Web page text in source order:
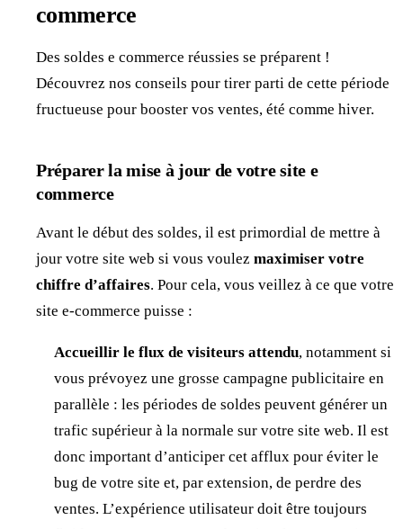
commerce
Des soldes e commerce réussies se préparent !
Découvrez nos conseils pour tirer parti de cette période
fructueuse pour booster vos ventes, été comme hiver.
Préparer la mise à jour de votre site e
commerce
Avant le début des soldes, il est primordial de mettre à
jour votre site web si vous voulez maximiser votre
chiffre d’affaires. Pour cela, vous veillez à ce que votre
site e-commerce puisse :
Accueillir le flux de visiteurs attendu, notamment si
vous prévoyez une grosse campagne publicitaire en
parallèle : les périodes de soldes peuvent générer un
trafic supérieur à la normale sur votre site web. Il est
donc important d’anticiper cet afflux pour éviter le
bug de votre site et, par extension, de perdre des
ventes. L’expérience utilisateur doit être toujours